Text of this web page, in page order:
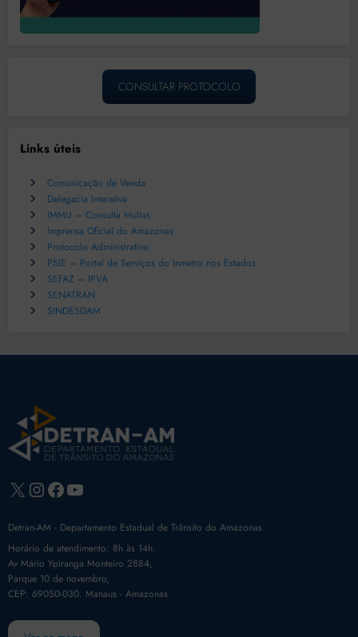
CONSULTAR PROTOCOLO
Links úteis
Comunicação de Venda
Delegacia Interativa
IMMU – Consulta Multas
Imprensa Oficial do Amazonas
Protocolo Administrativo
PSIE – Portal de Serviços do Inmetro nos Estados
SEFAZ – IPVA
SENATRAN
SINDESDAM
X Instagram
Facebook
Youtube
Detran-AM - Departamento Estadual de Trânsito do Amazonas
Horário de atendimento: 8h às 14h.
Av Mário Ypiranga Monteiro 2884,
Parque 10 de novembro,
CEP: 69050-030. Manaus - Amazonas